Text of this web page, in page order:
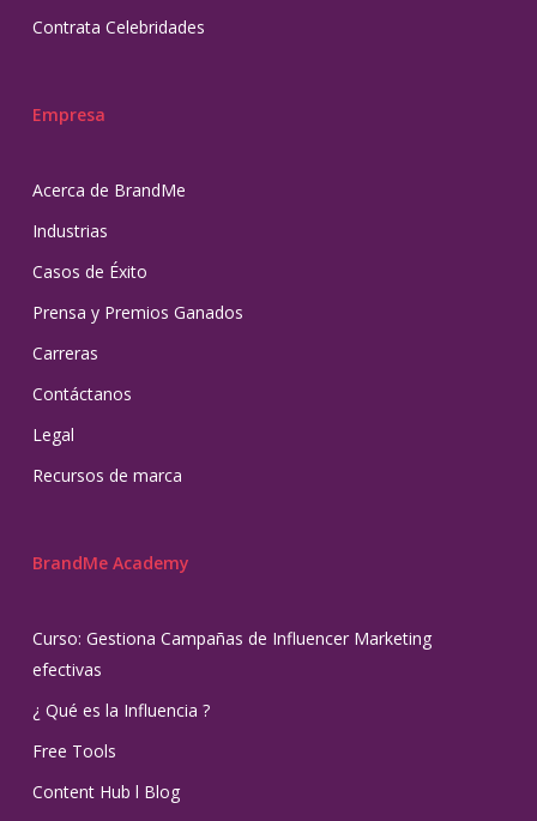
Contrata Celebridades
Empresa
Acerca de BrandMe
Industrias
Casos de Éxito
Prensa y Premios Ganados
Carreras
Contáctanos
Legal
Recursos de marca
BrandMe Academy
Curso: Gestiona Campañas de Influencer Marketing
efectivas
¿ Qué es la Influencia ?
Free Tools
Content Hub l Blog